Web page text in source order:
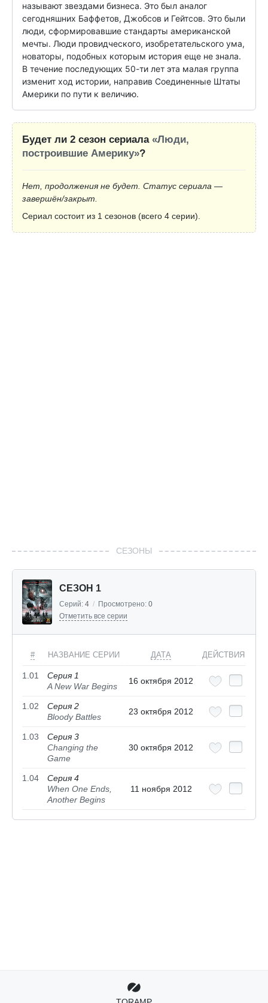
называют звездами бизнеса. Это был аналог
сегодняшних Баффетов, Джобсов и Гейтсов. Это были
люди, сформировавшие стандарты американской
мечты. Люди провидческого, изобретательского ума,
новаторы, подобных которым история еще не знала.
В течение последующих 50-ти лет эта малая группа
изменит ход истории, направив Соединенные Штаты
Америки по пути к величию.
Будет ли 2 сезон сериала «Люди,
построившие Америку»?
Нет, продолжения не будет. Статус сериала —
завершён/закрыт.
Сериал состоит из 1 сезонов (всего 4 серии).
СЕЗОНЫ
СЕЗОН 1
Серий: 4 / Просмотрено: 0
Отметить все серии
# НАЗВАНИЕ СЕРИИ ДАТА ДЕЙСТВИЯ
1.01
Серия 1
A New War Begins
16 октября 2012
1.02
Серия 2
Bloody Battles
23 октября 2012
1.03
Серия 3
Changing the
Game
30 октября 2012
1.04
Серия 4
When One Ends,
Another Begins
11 ноября 2012